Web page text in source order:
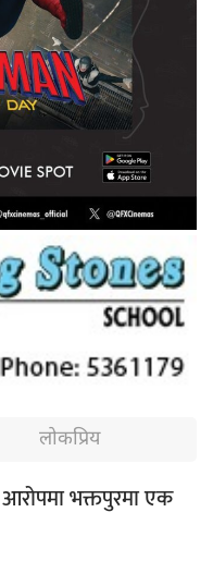
लोकप्रिय
भक्तपुरमा एक